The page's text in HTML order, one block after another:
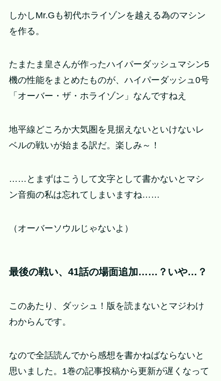
しかしMr.Gも初代ホライゾンを越える為のマシン
を作る。
たまたま皇さんが作ったハイパーダッシュマシン5
機の性能をまとめたものが、ハイパーダッシュ0号
「オーバー・ザ・ホライゾン」なんですねえ
地平線どころか大気圏を見据えないといけないレ
ベルの戦いが始まる訳だ。楽しみ～！
……とまずはこうして文字として書かないとマシ
ン音痴の私は忘れてしまいますね……
（オーバーソウルじゃないよ）
最後の戦い、41話の場面追加……？いや…？
このあたり、ダッシュ！版を読まないとマジわけ
わからんです。
なので全話読んでから感想を書かねばならないと
思いました。1巻の記事投稿から更新が遅くなって